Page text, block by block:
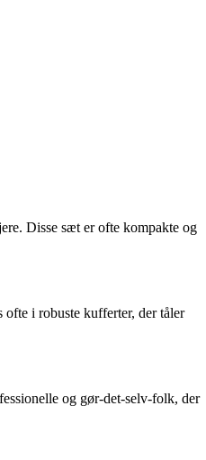
Disse sæt er ofte kompakte og
i robuste kufferter, der tåler
og gør-det-selv-folk, der